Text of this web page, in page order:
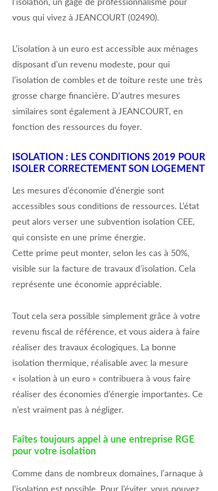
l’isolation, un gage de professionnalisme pour
vous qui vivez à JEANCOURT (02490).
L’isolation à un euro est accessible aux ménages
disposant d’un revenu modeste, pour qui
l’isolation de combles et de toiture reste une très
grosse charge financière. D’autres mesures
similaires sont également à JEANCOURT, en
fonction des ressources du foyer.
ISOLATION : LES CONDITIONS 2019 POUR
ISOLER CORRECTEMENT SON LOGEMENT
Les mesures d’économie d’énergie sont
accessibles sous conditions de ressources. L’état
peut alors verser une subvention isolation CEE,
qui consiste en une prime énergie.
Cette prime peut monter, selon les cas à 50%,
visible sur la facture de travaux d’isolation. Cela
représente une économie appréciable.
Tout cela sera possible simplement grâce à votre
revenu fiscal de référence, et vous aidera à faire
réaliser des travaux écologiques. La bonne
isolation thermique, réalisable avec la mesure
« isolation à un euro » contribuera à vous faire
réaliser des économies d’énergie importantes. Ce
n’est vraiment pas à négliger.
Faîtes toujours appel à une entreprise RGE
pour votre isolation
Comme dans de nombreux domaines, l’arnaque à